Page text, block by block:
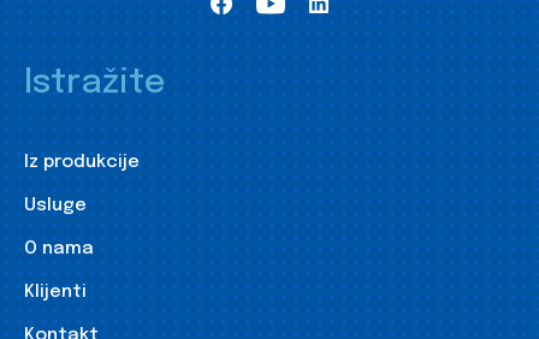
Istražite
Iz produkcije
Usluge
O nama
Klijenti